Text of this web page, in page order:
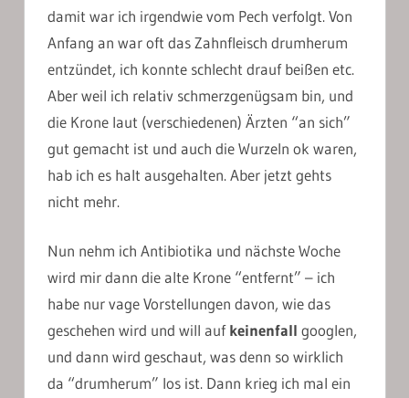
damit war ich irgendwie vom Pech verfolgt. Von
Anfang an war oft das Zahnfleisch drumherum
entzündet, ich konnte schlecht drauf beißen etc.
Aber weil ich relativ schmerzgenügsam bin, und
die Krone laut (verschiedenen) Ärzten “an sich”
gut gemacht ist und auch die Wurzeln ok waren,
hab ich es halt ausgehalten. Aber jetzt gehts
nicht mehr.
Nun nehm ich Antibiotika und nächste Woche
wird mir dann die alte Krone “entfernt” – ich
habe nur vage Vorstellungen davon, wie das
geschehen wird und will aufkeinenfall googlen,
und dann wird geschaut, was denn so wirklich
da “drumherum” los ist. Dann krieg ich mal ein